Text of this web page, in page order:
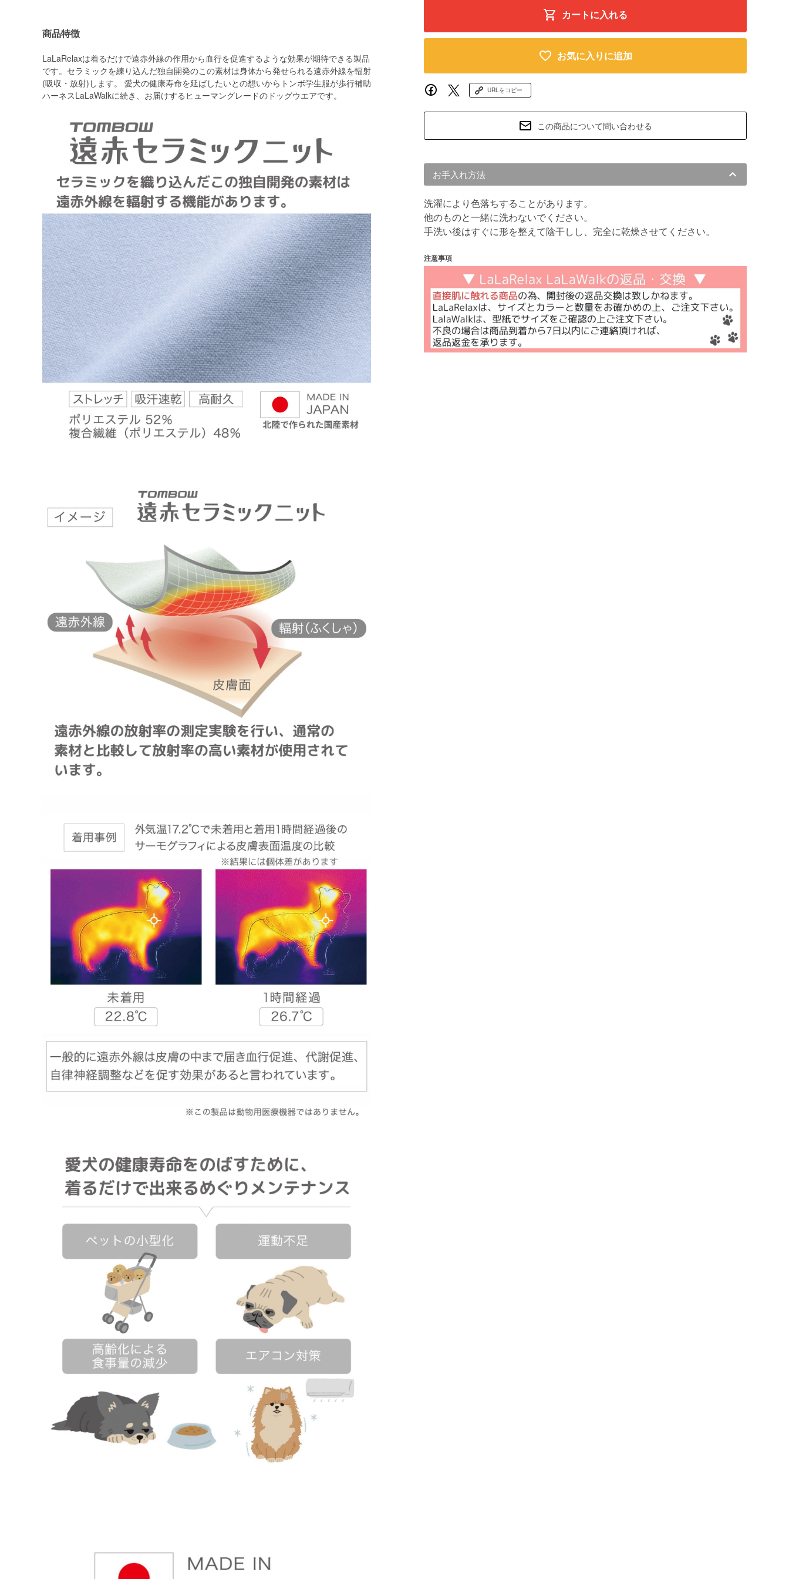
商品特徴
LaLaRelaxは着るだけで遠赤外線の作用から血行を促進するような効果が期待できる製品
です。セラミックを練り込んだ独自開発のこの素材は身体から発せられる遠赤外線を輻射
(吸収・放射)します。 愛犬の健康寿命を延ばしたいとの想いからトンボ学生服が歩行補助
ハーネスLaLaWalkに続き、お届けするヒューマングレードのドッグウエアです。
カートに入れる
お気に入りに追加
URLをコピー
この商品について問い合わせる
お手入れ方法
洗濯により色落ちすることがあります。
他のものと一緒に洗わないでください。
手洗い後はすぐに形を整えて陰干しし、完全に乾燥させてください。
注意事項